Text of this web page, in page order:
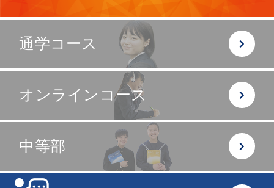
通学コース
オンラインコース
中等部